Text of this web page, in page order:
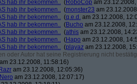
hab ihr bekommen.. (RoboCop am
hab ihr bekommen.. (monster23 am
hab ihr bekommen.. (q.e.d. am 23.12.2008,
hab ihr bekommen.. (Bucho am 23.12.2008,
hab ihr bekommen.. (athis am 23.12.2008,
hab ihr bekommen.. (Hapo am 23.12.2008,
hab ihr bekommen.. (playaz am 23.12.2008,
oder Autor hat seine Registrierung nicht
am 23.12.2008, 11:58:16)
am 23.12.2008, 12:05:36)
am 23.12.2008, 12:07:17)